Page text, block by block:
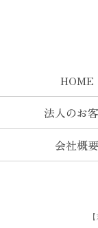
HOME
法人のお
会社概要